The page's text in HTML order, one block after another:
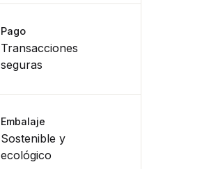
Pago
Transacciones
seguras
Embalaje
Sostenible y
ecológico